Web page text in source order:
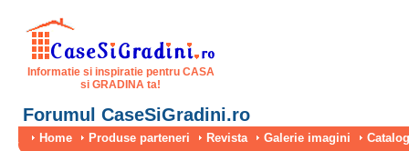
Informatie si inspiratie pentru CASA
si GRADINA ta!
Forumul CaseSiGradini.ro
Home Produse parteneri Revista Galerie imagini